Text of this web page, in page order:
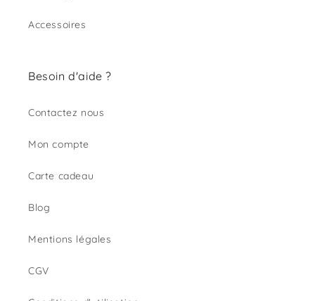
Accessoires
Besoin d'aide ?
Contactez nous
Mon compte
Carte cadeau
Blog
Mentions légales
CGV